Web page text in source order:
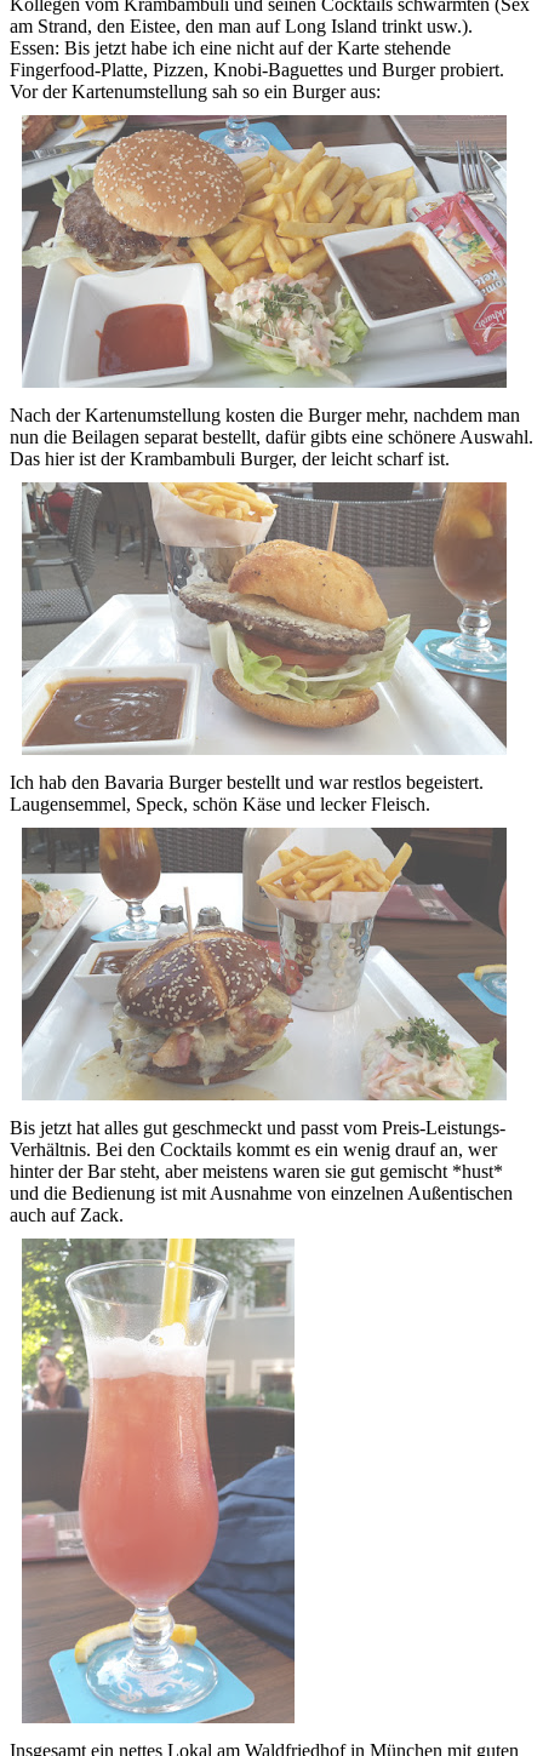
am Strand, den Eistee, den man auf Long Island trinkt usw.).
Essen: Bis jetzt habe ich eine nicht auf der Karte stehende
Fingerfood-Platte, Pizzen, Knobi-Baguettes und Burger probiert.
Vor der Kartenumstellung sah so ein Burger aus:
Nach der Kartenumstellung kosten die Burger mehr, nachdem man
nun die Beilagen separat bestellt, dafür gibts eine schönere Auswahl.
Das hier ist der Krambambuli Burger, der leicht scharf ist.
Ich hab den Bavaria Burger bestellt und war restlos begeistert.
Laugensemmel, Speck, schön Käse und lecker Fleisch.
Bis jetzt hat alles gut geschmeckt und passt vom Preis-Leistungs-
Verhältnis. Bei den Cocktails kommt es ein wenig drauf an, wer
hinter der Bar steht, aber meistens waren sie gut gemischt *hust*
und die Bedienung ist mit Ausnahme von einzelnen Außentischen
auch auf Zack.
Insgesamt ein nettes Lokal am Waldfriedhof in München mit guten